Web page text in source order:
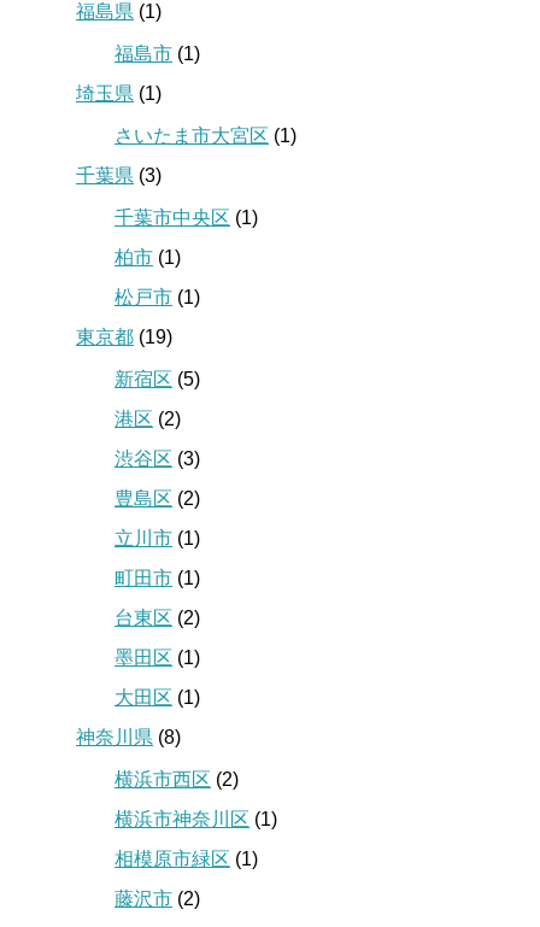
福島県 (1)
福島市 (1)
埼玉県 (1)
さいたま市大宮区 (1)
千葉県 (3)
千葉市中央区 (1)
柏市 (1)
松戸市 (1)
東京都 (19)
新宿区 (5)
港区 (2)
渋谷区 (3)
豊島区 (2)
立川市 (1)
町田市 (1)
台東区 (2)
墨田区 (1)
大田区 (1)
神奈川県 (8)
横浜市西区 (2)
横浜市神奈川区 (1)
相模原市緑区 (1)
藤沢市 (2)